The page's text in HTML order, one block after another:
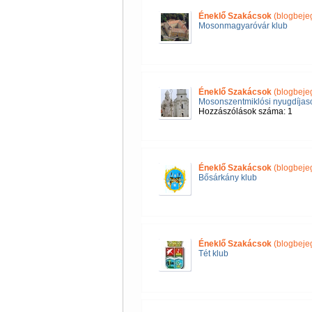
Éneklő Szakácsok
Mosonmagyaróvár klub
Éneklő Szakácsok
Mosonszentmiklósi
Hozzászólások száma: 1
Éneklő Szakácsok
Bősárkány klub
Éneklő Szakácsok
Tét klub